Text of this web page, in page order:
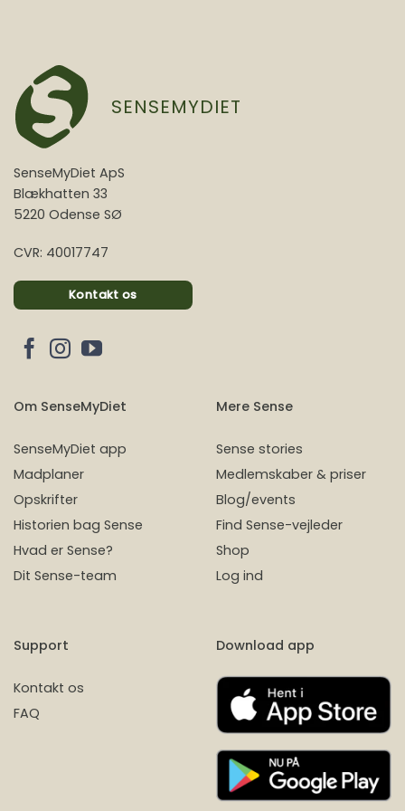
SENSEMYDIET
SenseMyDiet ApS
Blækhatten 33
5220 Odense SØ
CVR: 40017747
Kontakt os
Om SenseMyDiet
SenseMyDiet app
Madplaner
Opskrifter
Historien bag Sense
Hvad er Sense?
Dit Sense-team
Mere Sense
Sense stories
Medlemskaber & priser
Blog/events
Find Sense-vejleder
Shop
Log ind
Support
Kontakt os
FAQ
Download app